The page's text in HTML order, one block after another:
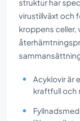
struktur har
virustillväxt och
kroppens celler,
Acyklovir är
kraftfull och